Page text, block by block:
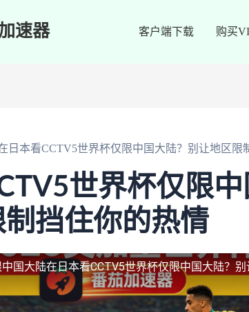
速器 客户端下载 购买
日本看CCTV5世界杯仅限中国大陆？别让地区限
世界杯仅限中
挡住你的热情
国大陆在日本看CCTV5世界杯仅限中国大陆？